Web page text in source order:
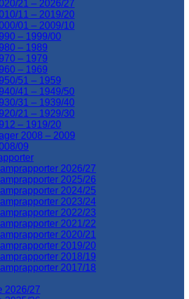
21 – 2026/27
11 – 2019/20
01 – 2009/10
– 1999/00
– 1989
– 1979
– 1969
51 – 1959
41 – 1949/50
31 – 1939/40
21 – 1929/30
– 1919/20
2008 – 2009
09
2026/27
2025/26
2024/25
2023/24
2022/23
2021/22
2020/21
2019/20
2018/19
2017/18
2026/27